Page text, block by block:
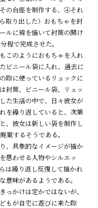
の台座を制作する、④それ
取り出した）おもちゃを封
ルに線を描いて封筒の開け
程で完成させた。
このようにおもちゃを入れ
ビニール袋に入れ、過去に
際に使っているリュックに
封筒、ビニール袋、リュッ
た生活の中で、日々彼女が
を繰り返していると、次第
、彼女は新しい袋を制作し
棄するそうである。
、具象的なイメージが描か
思わせる人物やシルエッ
は繰り返し反復して描かれ
意味があるようである。
かけは定かではないが、
もが自宅に遊びに来た際